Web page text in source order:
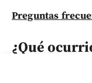
Preguntas
¿Qué
policial de